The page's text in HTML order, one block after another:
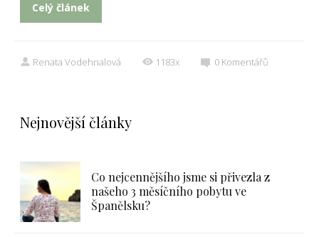
Celý článek
Renata Vodehnalová 1183x 0 Komentářů
Nejnovější články
Co nejcennějšího jsme si přivezla z
našeho 3 měsíčního pobytu ve
Španělsku?